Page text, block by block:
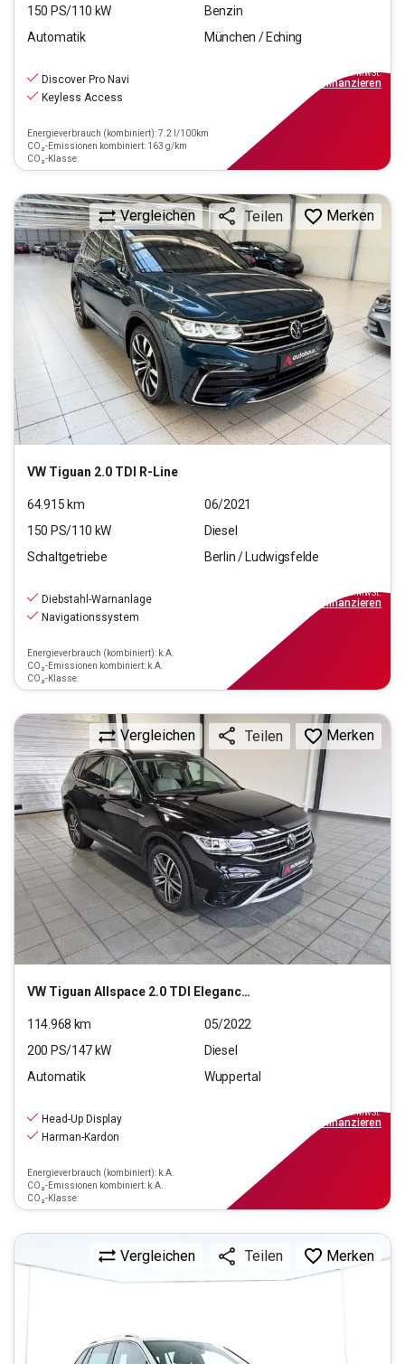
150 PS/110 kW
Benzin
Automatik
München / Eching
Discover Pro Navi
Keyless Access
Energieverbrauch (kombiniert): 7.2 l/100km
CO₂-Emissionen kombiniert: 163 g/km
CO₂-Klasse:
inkl.MwSt.
finanzieren
VW Tiguan 2.0 TDI R-Line
Vergleichen Teilen Merken
64.915 km
06/2021
150 PS/110 kW
Diesel
Schaltgetriebe
Berlin / Ludwigsfelde
Diebstahl-Warnanlage
Navigationssystem
Energieverbrauch (kombiniert): k.A.
CO₂-Emissionen kombiniert: k.A.
CO₂-Klasse:
inkl.MwSt.
finanzieren
VW Tiguan Allspace 2.0 TDI Elegance 4Motion (EURO 6d)
Vergleichen Teilen Merken
114.968 km
05/2022
200 PS/147 kW
Diesel
Automatik
Wuppertal
Head-Up Display
Harman-Kardon
Energieverbrauch (kombiniert): k.A.
CO₂-Emissionen kombiniert: k.A.
CO₂-Klasse:
inkl.MwSt.
finanzieren
Vergleichen Teilen Merken